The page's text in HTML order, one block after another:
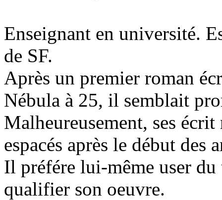
Enseignant en université.
de SF.
Après un premier roman
Nébula à 25, il semblait
Malheureusement, ses
espacés après le début des
Il préfére lui-même user
qualifier son oeuvre.